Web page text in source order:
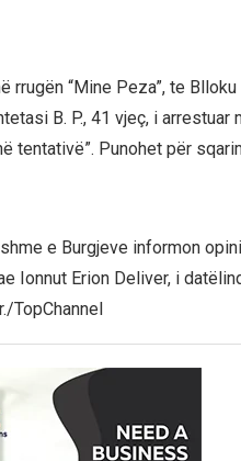
rrugën “Mine Peza”, te
B. P., 41 vjeç, i
tentativë”. Punohet për
e Burgjeve informon
Ionnut Erion Deliver, i
TopChannel